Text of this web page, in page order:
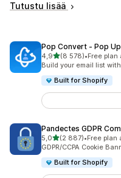
Tutustu lisää
Pop Convert ‑ Pop
4,9/ 5 tähteä
(8 578)
8578 arvostelua
•Free plan
Build your email list
Built for Shopify
Pandectes GDPR
5,0/ 5 tähteä
(2 887)
2887 arvostelua
•Free plan
GDPR/CCPA Cookie
Built for Shopify